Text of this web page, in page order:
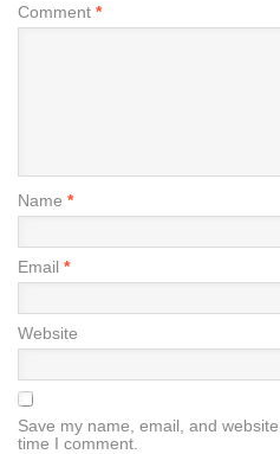
Comment *
Name *
Email *
Website
Save my name, email, and
time I comment.